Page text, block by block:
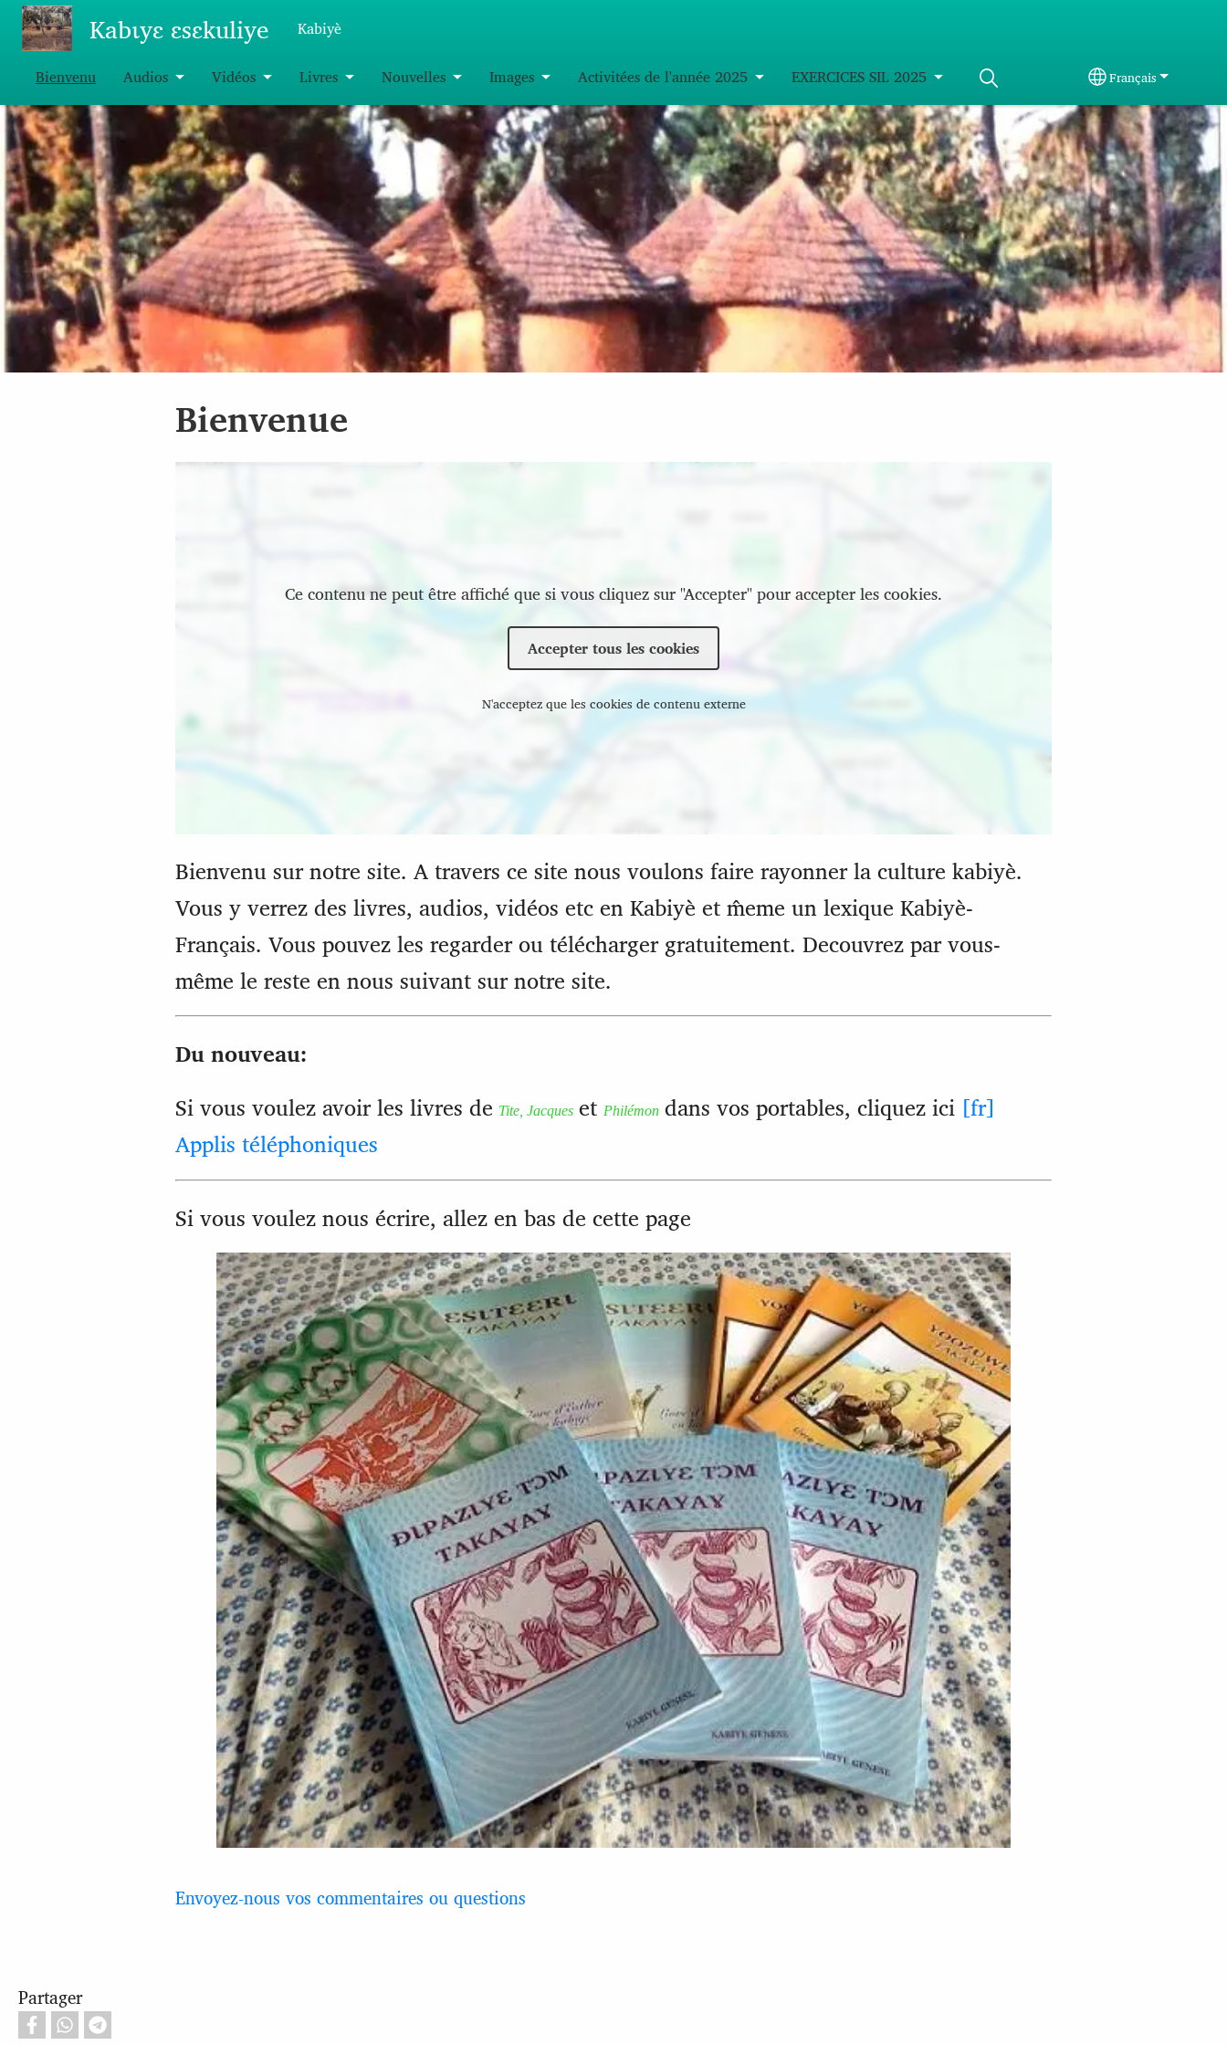
Aller au contenu principal
Kabɩyɛ ɛsɛkuliye Kabiyè
Bienvenu Audios Vidéos Livres Nouvelles Images Activitées de l'année 2025 EXERCICES SIL 2025 Select your
Français
Bienvenue
Ce contenu ne peut être affiché que si vous cliquez sur "Accepter" pour accepter les cookies.
Accepter tous les cookies
N'acceptez que les cookies de contenu externe
Bienvenu sur notre site. A travers ce site nous voulons faire rayonner la culture kabiyè.
Vous y verrez des livres, audios, vidéos etc en Kabiyè et m̂eme un lexique Kabiyè-
Français. Vous pouvez les regarder ou télécharger gratuitement. Decouvrez par vous-
même le reste en nous suivant sur notre site.
Du nouveau:
Si vous voulez avoir les livres de Tite, Jacques et Philémon dans vos portables, cliquez ici [fr]
Applis téléphoniques
Si vous voulez nous écrire, allez en bas de cette page
Envoyez-nous vos commentaires ou questions
Partager